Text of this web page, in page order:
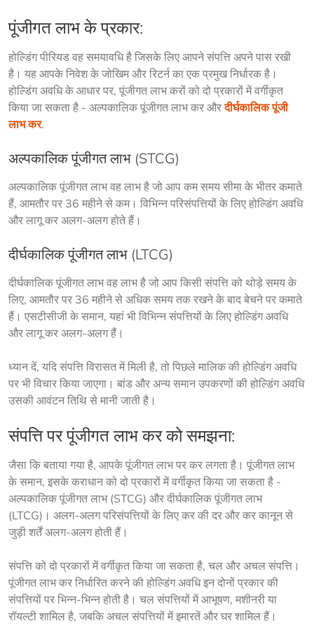
पूंजीगत लाभ के प्रकार:
होल्डिंग पीरियड वह समयावधि है जिसके लिए आपने संपत्ति अपने पास रखी
है। यह आपके निवेश के जोखिम और रिटर्न का एक प्रमुख निर्धारक है।
होल्डिंग अवधि के आधार पर, पूंजीगत लाभ करों को दो प्रकारों में वर्गीकृत
किया जा सकता है - अल्पकालिक पूंजीगत लाभ कर और दीर्घकालिक पूंजी
लाभ कर.
अल्पकालिक पूंजीगत लाभ (STCG)
अल्पकालिक पूंजीगत लाभ वह लाभ है जो आप कम समय सीमा के भीतर कमाते
हैं, आमतौर पर 36 महीने से कम। विभिन्न परिसंपत्तियों के लिए होल्डिंग अवधि
और लागू कर अलग-अलग होते हैं।
दीर्घकालिक पूंजीगत लाभ (LTCG)
दीर्घकालिक पूंजीगत लाभ वह लाभ है जो आप किसी संपत्ति को थोड़े समय के
लिए, आमतौर पर 36 महीने से अधिक समय तक रखने के बाद बेचने पर कमाते
हैं। एसटीसीजी के समान, यहां भी विभिन्न संपत्तियों के लिए होल्डिंग अवधि
और लागू कर अलग-अलग हैं।
ध्यान दें, यदि संपत्ति विरासत में मिली है, तो पिछले मालिक की होल्डिंग अवधि
पर भी विचार किया जाएगा। बांड और अन्य समान उपकरणों की होल्डिंग अवधि
उसकी आवंटन तिथि से मानी जाती है।
संपत्ति पर पूंजीगत लाभ कर को समझना:
जैसा कि बताया गया है, आपके पूंजीगत लाभ पर कर लगता है। पूंजीगत लाभ
के समान, इसके कराधान को दो प्रकारों में वर्गीकृत किया जा सकता है -
अल्पकालिक पूंजीगत लाभ (STCG) और दीर्घकालिक पूंजीगत लाभ
(LTCG)। अलग-अलग परिसंपत्तियों के लिए कर की दर और कर कानून से
जुड़ी शर्तें अलग-अलग होती हैं।
संपत्ति को दो प्रकारों में वर्गीकृत किया जा सकता है, चल और अचल संपत्ति।
पूंजीगत लाभ कर निर्धारित करने की होल्डिंग अवधि इन दोनों प्रकार की
संपत्तियों पर भिन्न-भिन्न होती है। चल संपत्तियों में आभूषण, मशीनरी या
रॉयल्टी शामिल है, जबकि अचल संपत्तियों में इमारतें और घर शामिल हैं।